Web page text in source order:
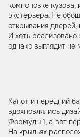
компоновке кузова,
экстерьера. Не
открывания дверей,
И хоть
однако выглядит не
Капот и передний
вдохновлялись
Формулы 1, а вот
На крыльях